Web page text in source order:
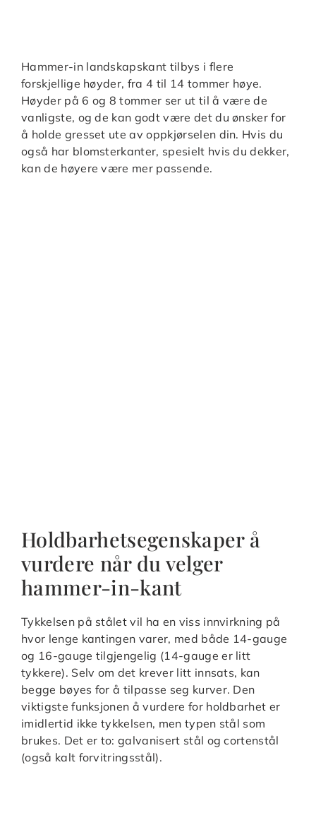
Hammer-in landskapskant tilbys i flere
forskjellige høyder, fra 4 til 14 tommer høye.
Høyder på 6 og 8 tommer ser ut til å være de
vanligste, og de kan godt være det du ønsker for
å holde gresset ute av oppkjørselen din. Hvis du
også har blomsterkanter, spesielt hvis du dekker,
kan de høyere være mer passende.
Holdbarhetsegenskaper å
vurdere når du velger
hammer-in-kant
Tykkelsen på stålet vil ha en viss innvirkning på
hvor lenge kantingen varer, med både 14-gauge
og 16-gauge tilgjengelig (14-gauge er litt
tykkere). Selv om det krever litt innsats, kan
begge bøyes for å tilpasse seg kurver. Den
viktigste funksjonen å vurdere for holdbarhet er
imidlertid ikke tykkelsen, men typen stål som
brukes. Det er to: galvanisert stål og cortenstål
(også kalt forvitringsstål).